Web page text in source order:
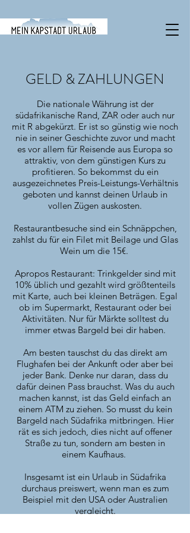
GELD & ZAHLUNGEN
Die nationale Währung ist der
südafrikanische Rand, ZAR oder auch nur
mit R abgekürzt. Er ist so günstig wie noch
nie in seiner Geschichte zuvor und macht
es vor allem für Reisende aus Europa so
attraktiv, von dem günstigen Kurs zu
profitieren. So bekommst du ein
ausgezeichnetes Preis-Leistungs-Verhältnis
geboten und kannst deinen Urlaub in
vollen Zügen auskosten.
Restaurantbesuche sind ein Schnäppchen,
zahlst du für ein Filet mit Beilage und Glas
Wein um die 15€.
Apropos Restaurant: Trinkgelder sind mit
10% üblich und gezahlt wird größtenteils
mit Karte, auch bei kleinen Beträgen. Egal
ob im Supermarkt, Restaurant oder bei
Aktivitäten. Nur für Märkte solltest du
immer etwas Bargeld bei dir haben.
Am besten tauschst du das direkt am
Flughafen bei der Ankunft oder aber bei
jeder Bank. Denke nur daran, dass du
dafür deinen Pass brauchst. Was du auch
machen kannst, ist das Geld einfach an
einem ATM zu ziehen. So musst du kein
Bargeld nach Südafrika mitbringen. Hier
rät es sich jedoch, dies nicht auf offener
Straße zu tun, sondern am besten in
einem Kaufhaus.
Insgesamt ist ein Urlaub in Südafrika
durchaus preiswert, wenn man es zum
Beispiel mit den USA oder Australien
vergleicht.